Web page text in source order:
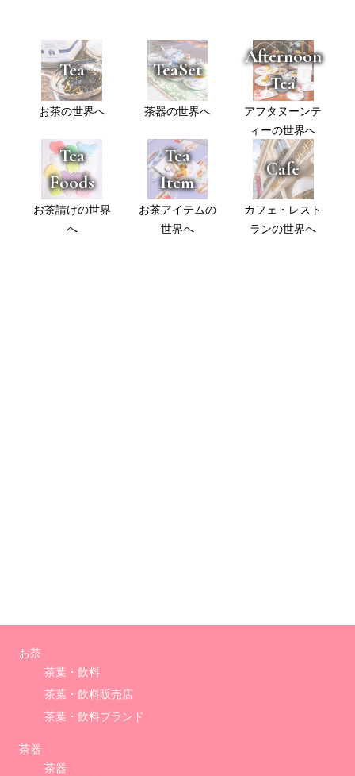
Tea
お茶の世界へ
TeaSet
茶器の世界へ
Afternoon
Tea
アフタヌーンテ
ィーの世界へ
Tea
Foods
お茶請けの世界
へ
Tea
Item
お茶アイテムの
世界へ
Cafe
カフェ・レスト
ランの世界へ
お茶
茶葉・飲料
茶葉・飲料販売店
茶葉・飲料ブランド
茶器
茶器